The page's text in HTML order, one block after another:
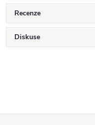
Recenze
Diskuse